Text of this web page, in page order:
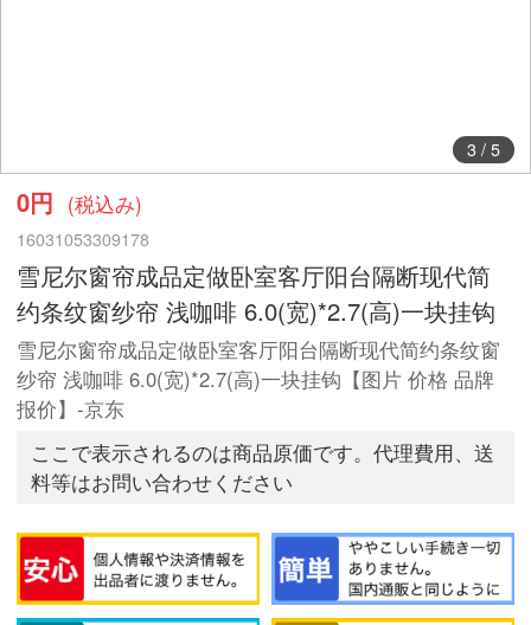
3/ 5
0円 (税込み)
16031053309178
雪尼尔窗帘成品定做卧室客厅阳台隔断现代简
约条纹窗纱帘 浅咖啡 6.0(宽)*2.7(高)一块挂钩
雪尼尔窗帘成品定做卧室客厅阳台隔断现代简约条纹窗
纱帘 浅咖啡 6.0(宽)*2.7(高)一块挂钩【图片 价格 品牌
报价】-京东
ここで表示されるのは商品原価です。代理費用、送
料等はお問い合わせください